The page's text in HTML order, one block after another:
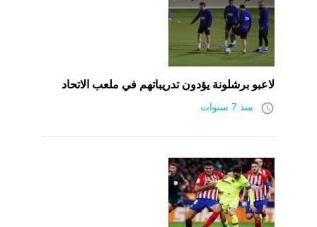
لاعبو برشلونة يؤدون تدريباتهم في ملعب الاتحاد
access_time منذ 7 سنوات